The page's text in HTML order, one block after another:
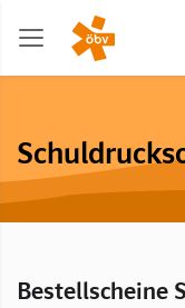
Bestellscheine